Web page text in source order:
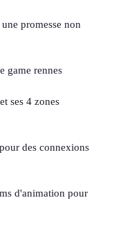
promesse non
game rennes
ses 4 zones
des connexions
d'animation pour